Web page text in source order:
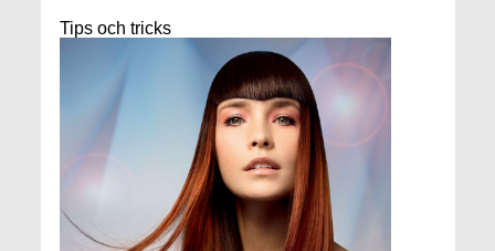
Tips och tricks